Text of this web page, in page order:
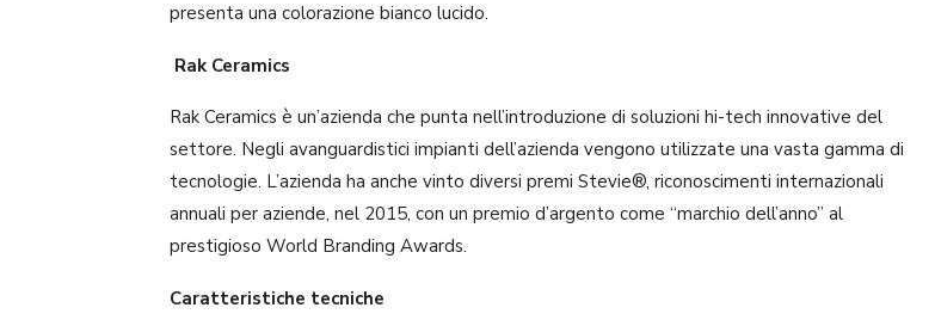
presenta una colorazione bianco lucido.
Rak Ceramics
Rak Ceramics è un’azienda che punta nell’introduzione di soluzioni hi-tech innovative del
settore. Negli avanguardistici impianti dell’azienda vengono utilizzate una vasta gamma di
tecnologie. L’azienda ha anche vinto diversi premi Stevie®, riconoscimenti internazionali
annuali per aziende, nel 2015, con un premio d’argento come “marchio dell’anno” al
prestigioso World Branding Awards.
Caratteristiche tecniche